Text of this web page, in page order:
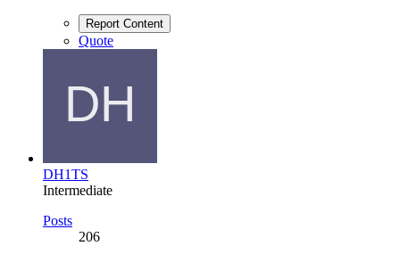
Report Content
Quote
DH1TS
Intermediate
Posts
206